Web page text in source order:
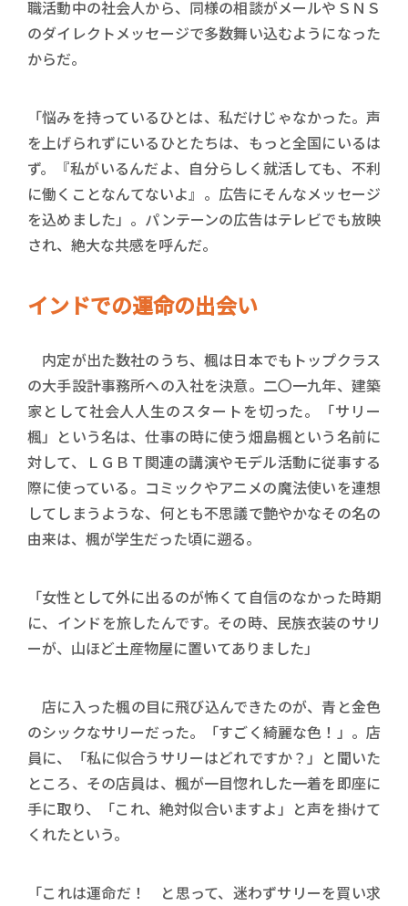
職活動中の社会人から、同様の相談がメールやＳＮＳ
のダイレクトメッセージで多数舞い込むようになった
からだ。
「悩みを持っているひとは、私だけじゃなかった。声
を上げられずにいるひとたちは、もっと全国にいるは
ず。『私がいるんだよ、自分らしく就活しても、不利
に働くことなんてないよ』。広告にそんなメッセージ
を込めました」。パンテーンの広告はテレビでも放映
され、絶大な共感を呼んだ。
インドでの運命の出会い
内定が出た数社のうち、楓は日本でもトップクラス
の大手設計事務所への入社を決意。二〇一九年、建築
家として社会人人生のスタートを切った。「サリー
楓」という名は、仕事の時に使う畑島楓という名前に
対して、ＬＧＢＴ関連の講演やモデル活動に従事する
際に使っている。コミックやアニメの魔法使いを連想
してしまうような、何とも不思議で艶やかなその名の
由来は、楓が学生だった頃に遡る。
「女性として外に出るのが怖くて自信のなかった時期
に、インドを旅したんです。その時、民族衣装のサリ
ーが、山ほど土産物屋に置いてありました」
店に入った楓の目に飛び込んできたのが、青と金色
のシックなサリーだった。「すごく綺麗な色！」。店
員に、「私に似合うサリーはどれですか？」と聞いた
ところ、その店員は、楓が一目惚れした一着を即座に
手に取り、「これ、絶対似合いますよ」と声を掛けて
くれたという。
「これは運命だ！ と思って、迷わずサリーを買い求